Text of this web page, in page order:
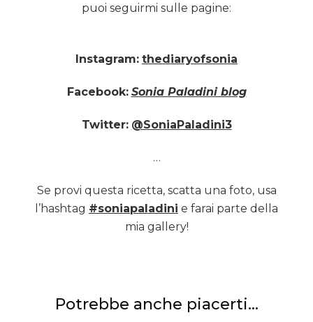
puoi seguirmi sulle pagine:
Instagram: thediaryofsonia
Facebook: Sonia Paladini blog
Twitter: @SoniaPaladini3
…
Se provi questa ricetta, scatta una foto, usa
l’hashtag #soniapaladini e farai parte della
mia gallery!
Potrebbe anche piacerti...